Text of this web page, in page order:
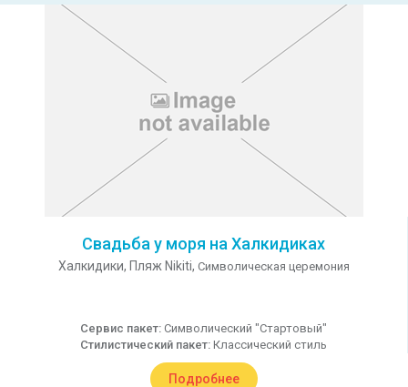
Свадьба у моря на Халкидиках
Халкидики, Пляж Nikiti, Символическая церемония
Сервис пакет: Символический "Стартовый"
Стилистический пакет: Классический стиль
Подробнее